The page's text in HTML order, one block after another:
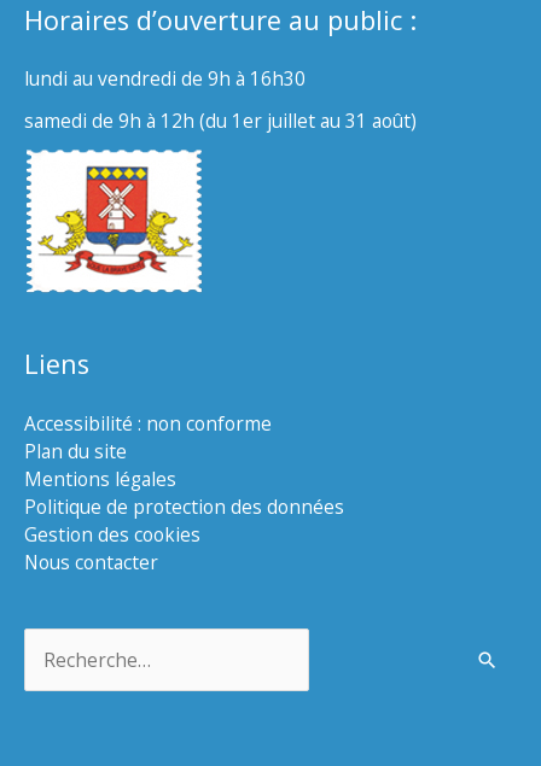
Horaires d’ouverture au public :
lundi au vendredi de 9h à 16h30
samedi de 9h à 12h (du 1er juillet au 31 août)
Liens
Accessibilité : non conforme
Plan du site
Mentions légales
Politique de protection des données
Gestion des cookies
Nous contacter